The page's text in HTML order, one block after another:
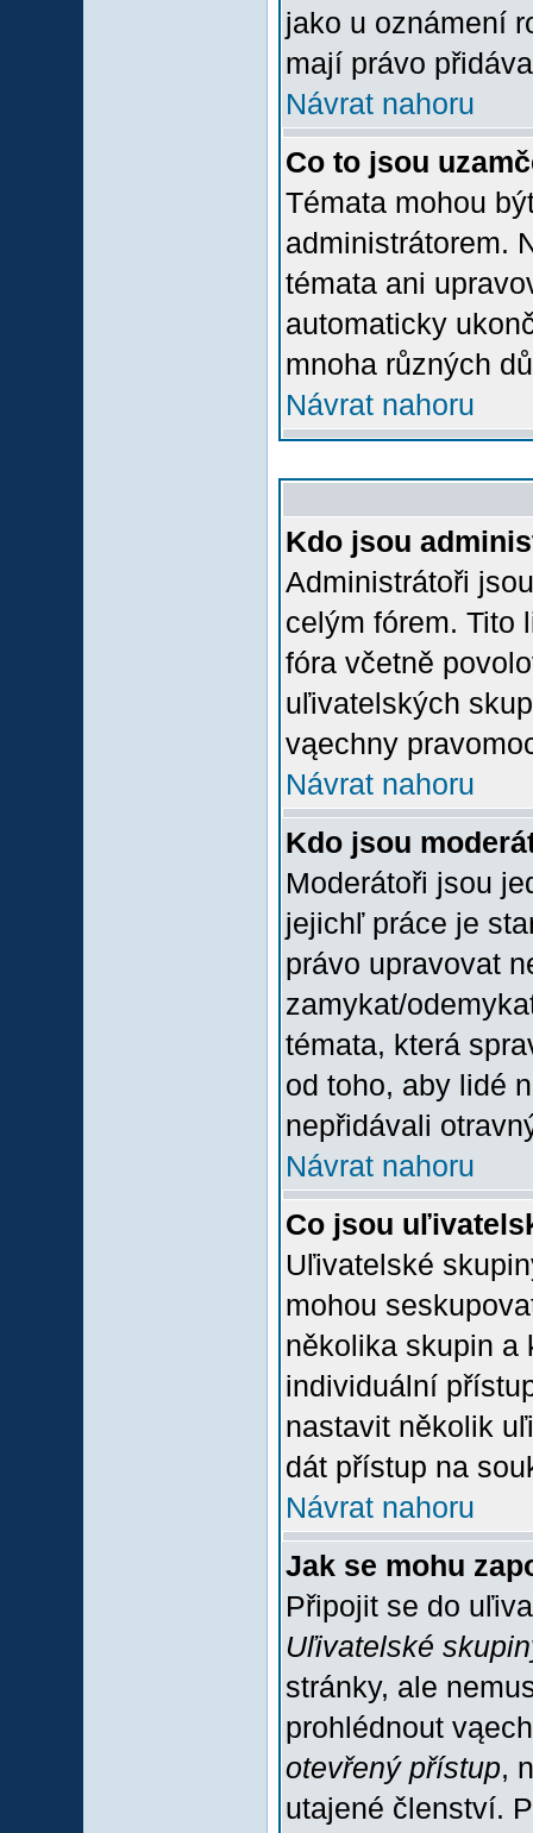
jako u oznámení
mají právo
Návrat nahoru
Co to jsou
Témata mohou
administrátorem.
témata ani
automaticky
mnoha různých
Návrat nahoru
Kdo jsou
Administrátoři
celým fórem. Tito
fóra včetně
uľivatelských
vąechny
Návrat nahoru
Kdo jsou
Moderátoři jsou
jejichľ práce je
právo upravovat
zamykat/
témata, která
od toho, aby lidé
nepřidávali
Návrat nahoru
Co jsou
Uľivatelské
mohou
několika skupin a
individuální
nastavit několik
dát přístup na
Návrat nahoru
Jak se mohu
Připojit se do
Uľivatelské
stránky, ale
prohlédnout
otevřený přístup,
utajené členství.